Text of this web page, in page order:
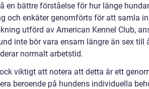
en bättre förståelse för hur länge
och enkäter genomförts för att samla
utförd av American Kennel Club,
inte bör vara ensam längre än sex
normalt arbetstid.
viktigt att notera att detta är ett
beroende på hundens individuella